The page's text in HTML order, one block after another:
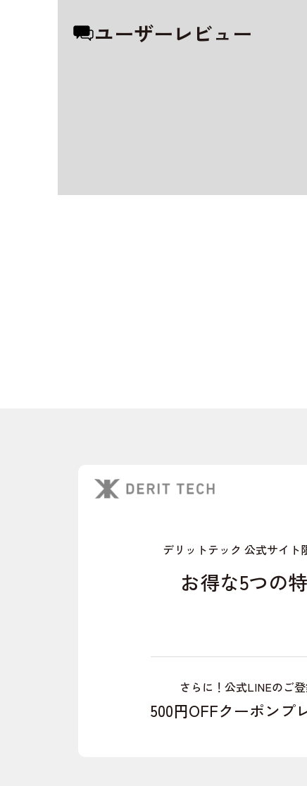
ユーザーレビュー
デリットテック 公式サイト
お得な5つの
さらに！公式LINEのご
500円OFFクーポンプ